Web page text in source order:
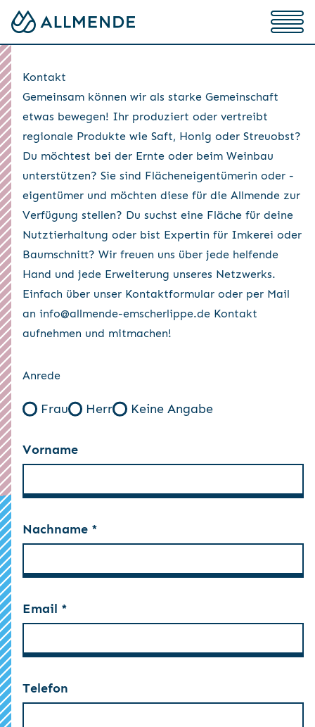
Kontakt
Gemeinsam können wir als starke Gemeinschaft
etwas bewegen! Ihr produziert oder vertreibt
regionale Produkte wie Saft, Honig oder Streuobst?
Du möchtest bei der Ernte oder beim Weinbau
unterstützen? Sie sind Flächeneigentümerin oder -
eigentümer und möchten diese für die Allmende zur
Verfügung stellen? Du suchst eine Fläche für deine
Nutztierhaltung oder bist Expertin für Imkerei oder
Baumschnitt? Wir freuen uns über jede helfende
Hand und jede Erweiterung unseres Netzwerks.
Einfach über unser Kontaktformular oder per Mail
an info@allmende-emscherlippe.de Kontakt
aufnehmen und mitmachen!
Anrede
Frau Herr Keine Angabe
Vorname
Nachname *
Email *
Telefon